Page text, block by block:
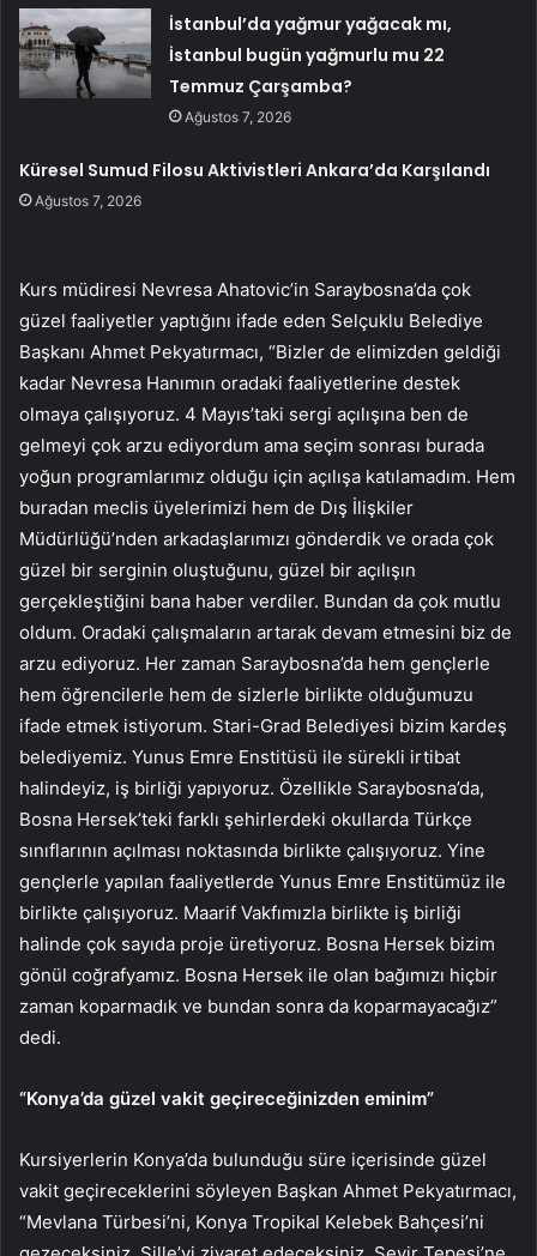
İstanbul’da yağmur yağacak mı,
İstanbul bugün yağmurlu mu 22
Temmuz Çarşamba?
Ağustos 7, 2026
Küresel Sumud Filosu Aktivistleri Ankara’da Karşılandı
Ağustos 7, 2026
Kurs müdiresi Nevresa Ahatovic’in Saraybosna’da çok
güzel faaliyetler yaptığını ifade eden Selçuklu Belediye
Başkanı Ahmet Pekyatırmacı, “Bizler de elimizden geldiği
kadar Nevresa Hanımın oradaki faaliyetlerine destek
olmaya çalışıyoruz. 4 Mayıs’taki sergi açılışına ben de
gelmeyi çok arzu ediyordum ama seçim sonrası burada
yoğun programlarımız olduğu için açılışa katılamadım. Hem
buradan meclis üyelerimizi hem de Dış İlişkiler
Müdürlüğü’nden arkadaşlarımızı gönderdik ve orada çok
güzel bir serginin oluştuğunu, güzel bir açılışın
gerçekleştiğini bana haber verdiler. Bundan da çok mutlu
oldum. Oradaki çalışmaların artarak devam etmesini biz de
arzu ediyoruz. Her zaman Saraybosna’da hem gençlerle
hem öğrencilerle hem de sizlerle birlikte olduğumuzu
ifade etmek istiyorum. Stari-Grad Belediyesi bizim kardeş
belediyemiz. Yunus Emre Enstitüsü ile sürekli irtibat
halindeyiz, iş birliği yapıyoruz. Özellikle Saraybosna’da,
Bosna Hersek’teki farklı şehirlerdeki okullarda Türkçe
sınıflarının açılması noktasında birlikte çalışıyoruz. Yine
gençlerle yapılan faaliyetlerde Yunus Emre Enstitümüz ile
birlikte çalışıyoruz. Maarif Vakfımızla birlikte iş birliği
halinde çok sayıda proje üretiyoruz. Bosna Hersek bizim
gönül coğrafyamız. Bosna Hersek ile olan bağımızı hiçbir
zaman koparmadık ve bundan sonra da koparmayacağız”
dedi.
“Konya’da güzel vakit geçireceğinizden eminim”
Kursiyerlerin Konya’da bulunduğu süre içerisinde güzel
vakit geçireceklerini söyleyen Başkan Ahmet Pekyatırmacı,
“Mevlana Türbesi’ni, Konya Tropikal Kelebek Bahçesi’ni